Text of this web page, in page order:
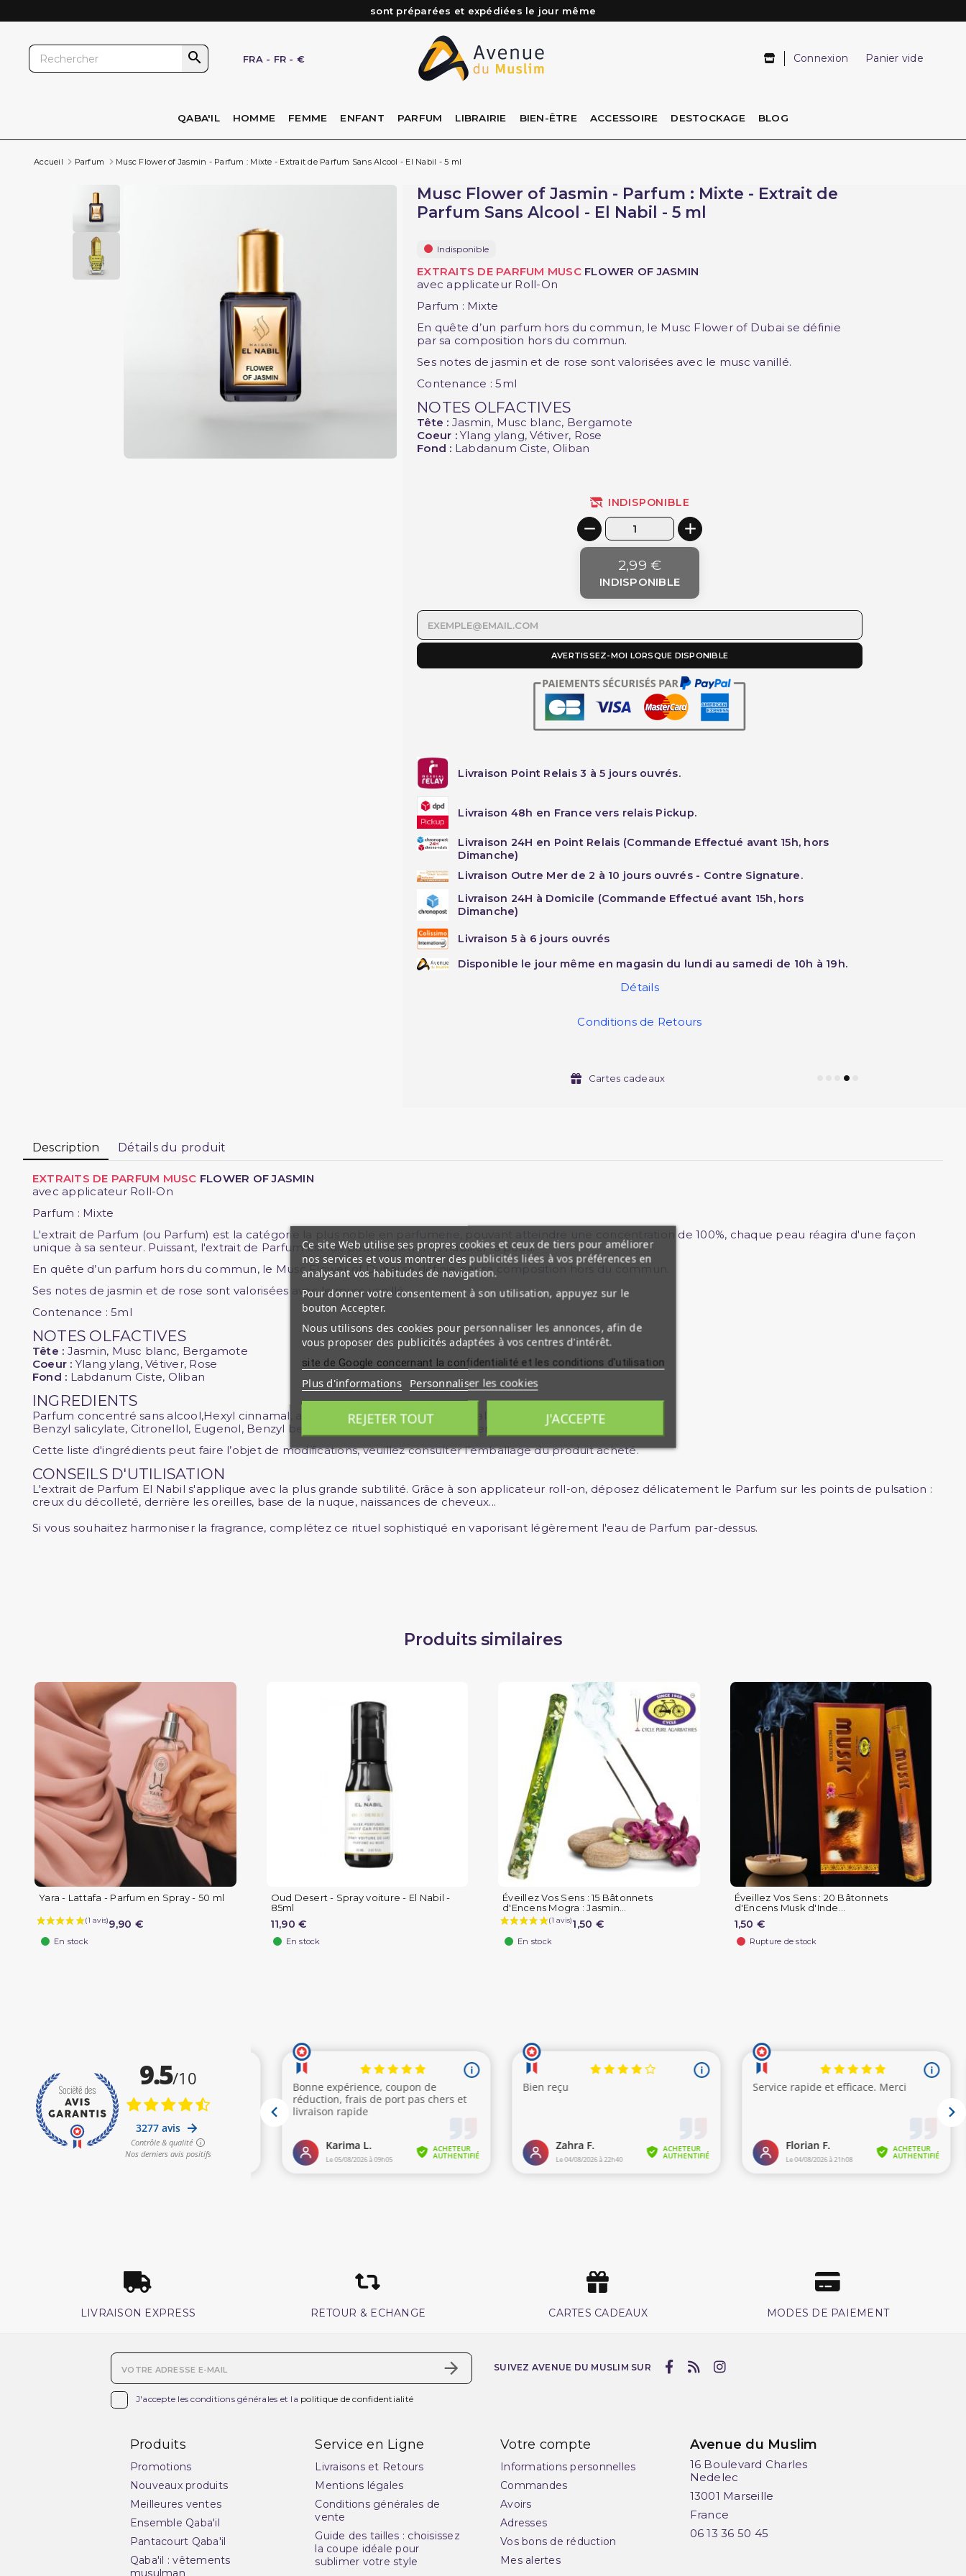
Besoin d'aide ? Retrouvez notre FAQ
Les Commandes passées avant 15h (lun au Vend)
 FRA - FR - € Connexion Panier vide
QABA'IL HOMME FEMME ENFANT PARFUM LIBRAIRIE BIEN-ÊTRE ACCESSOIRE DESTOCKAGE BLOG
Accueil Parfum Musc Flower of Jasmin - Parfum : Mixte - Extrait de Parfum Sans Alcool - El Nabil - 5 ml
Musc Flower of Jasmin - Parfum : Mixte - Extrait de
Parfum Sans Alcool - El Nabil - 5 ml
Indisponible
EXTRAITS DE PARFUM MUSC FLOWER OF JASMIN
avec applicateur Roll-On
Parfum : Mixte
En quête d’un parfum hors du commun, le Musc Flower of Dubai se définie
par sa composition hors du commun.
Ses notes de jasmin et de rose sont valorisées avec le musc vanillé.
Contenance : 5ml
NOTES OLFACTIVES
Tête : Jasmin, Musc blanc, Bergamote
Coeur : Ylang ylang, Vétiver, Rose
Fond : Labdanum Ciste, Oliban
INDISPONIBLE
2,99 €
INDISPONIBLE
AVERTISSEZ-MOI LORSQUE DISPONIBLE
Livraison Point Relais 3 à 5 jours ouvrés.
Livraison 48h en France vers relais Pickup.
Livraison 24H en Point Relais (Commande Effectué avant 15h, hors
Dimanche)
Livraison Outre Mer de 2 à 10 jours ouvrés - Contre Signature.
Livraison 24H à Domicile (Commande Effectué avant 15h, hors
Dimanche)
Livraison 5 à 6 jours ouvrés
Disponible le jour même en magasin du lundi au samedi de 10h à 19h.
Détails
Conditions de Retours
Cartes cadeaux
Description Détails du produit
EXTRAITS DE PARFUM MUSC FLOWER OF JASMIN
avec applicateur Roll-On
Parfum : Mixte
L'extrait de Parfum (ou Parfum) est la catégorie la plus noble en parfumerie, pouvant atteindre une concentration de 100%, chaque peau réagira d'une façon
unique à sa senteur. Puissant, l'extrait de Parfum est fait pour sublimer et habiller la peau.
En quête d’un parfum hors du commun, le Musc Flower of Dubai se définie par sa composition hors du commun.
Ses notes de jasmin et de rose sont valorisées avec le musc vanillé
Contenance : 5ml
NOTES OLFACTIVES
Tête : Jasmin, Musc blanc, Bergamote
Coeur : Ylang ylang, Vétiver, Rose
Fond : Labdanum Ciste, Oliban
INGREDIENTS
Parfum concentré sans alcool,Hexyl cinnamal, alpha-Amylcinnamaldehyde, Linalool,
Benzyl salicylate, Citronellol, Eugenol, Benzyl benzoate, Geraniol, Isoeugenol, Benzyl alcohol, Farnesol.
Cette liste d'ingrédients peut faire l’objet de modifications, veuillez consulter l’emballage du produit acheté.
CONSEILS D'UTILISATION
L'extrait de Parfum El Nabil s'applique avec la plus grande subtilité. Grâce à son applicateur roll-on, déposez délicatement le Parfum sur les points de pulsation :
creux du décolleté, derrière les oreilles, base de la nuque, naissances de cheveux...
Si vous souhaitez harmoniser la fragrance, complétez ce rituel sophistiqué en vaporisant légèrement l'eau de Parfum par-dessus.
Produits similaires
Yara - Lattafa - Parfum en Spray - 50 ml
9,90 €
En stock
Oud Desert - Spray voiture - El Nabil -
85ml
11,90 €
En stock
Éveillez Vos Sens : 15 Bâtonnets
d'Encens Mogra : Jasmin...
1,50 €
En stock
Éveillez Vos Sens : 20 Bâtonnets
d'Encens Musk d'Inde...
1,50 €
Rupture de stock
LIVRAISON EXPRESS RETOUR & ECHANGE CARTES CADEAUX MODES DE PAIEMENT
J'accepte les conditions générales et la politique de confidentialité
SUIVEZ AVENUE DU MUSLIM SUR
Produits
Promotions
Nouveaux produits
Meilleures ventes
Ensemble Qaba'il
Pantacourt Qaba'il
Qaba'il : vêtements
Service en Ligne
Livraisons et Retours
Mentions légales
Conditions générales de
vente
Guide des tailles : choisissez
la coupe idéale pour
sublimer votre style
Votre compte
Informations personnelles
Commandes
Avoirs
Adresses
Vos bons de réduction
Mes alertes
Avenue du Muslim
16 Boulevard Charles
Nedelec
13001 Marseille
France
06 13 36 50 45
Ce site Web utilise ses propres cookies et ceux de tiers pour améliorer
nos services et vous montrer des publicités liées à vos préférences en
analysant vos habitudes de navigation.
Pour donner votre consentement à son utilisation, appuyez sur le
bouton Accepter.
Nous utilisons des cookies pour personnaliser les annonces, afin de
vous proposer des publicités adaptées à vos centres d'intérêt.
site de Google concernant la confidentialité et les conditions d'utilisation
Plus d'informations Personnaliser les cookies
REJETER TOUT J'ACCEPTE